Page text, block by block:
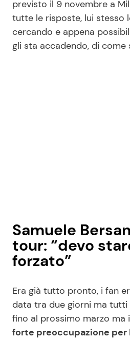
Contattaci
Privacy Policy
previsto il 9 novembre a
tutte le risposte, lui stesso
cercando e appena
gli sta accadendo, di come
Samuele
tour: “devo
forzato”
Era già tutto pronto, i fan
data tra due giorni ma
fino al prossimo marzo ma
forte preoccupazione per